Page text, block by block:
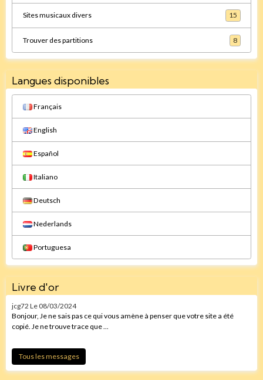
Sites musicaux divers 15
Trouver des partitions 8
Langues disponibles
Français
English
Español
Italiano
Deutsch
Nederlands
Portuguesa
Livre d'or
jcg72 Le 08/03/2024
Bonjour, Je ne sais pas ce qui vous amène à penser que votre site a été
copié. Je ne trouve trace que ...
Tous les messages